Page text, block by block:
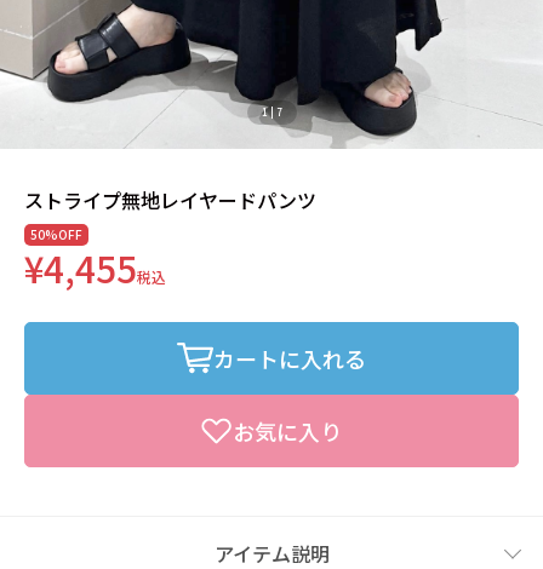
1|7
ストライプ無地レイヤードパンツ
50%OFF
¥4,455税込
カートに入れる
お気に入り
アイテム説明